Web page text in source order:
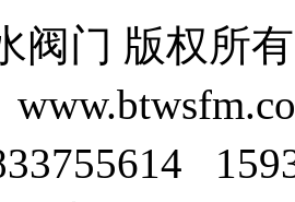
阀门 版权所